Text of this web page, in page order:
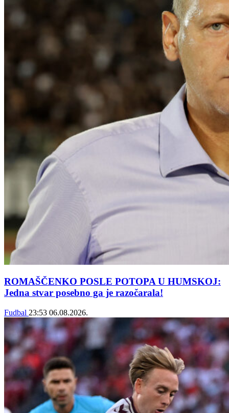
ROMAŠČENKO POSLE POTOPA U HUMSKOJ:
Jedna stvar posebno ga je razočarala!
Fudbal 23:53 06.08.2026.